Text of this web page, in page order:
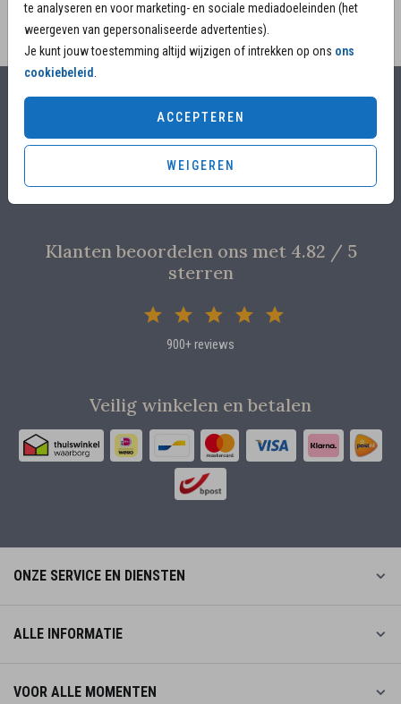
te analyseren en voor marketing- en sociale mediadoeleinden (het
weergeven van gepersonaliseerde advertenties).
Je kunt jouw toestemming altijd wijzigen of intrekken op ons ons
cookiebeleid
ACCEPTEREN
WEIGEREN
Alles voor jouw moment
Overleg met designers van de ontwerpstudio
Proefdruk voor €4,95
Klanten beoordelen ons met 4.82 / 5
sterren
900+ reviews
Veilig winkelen en betalen
ONZE SERVICE EN DIENSTEN
ALLE INFORMATIE
VOOR ALLE MOMENTEN